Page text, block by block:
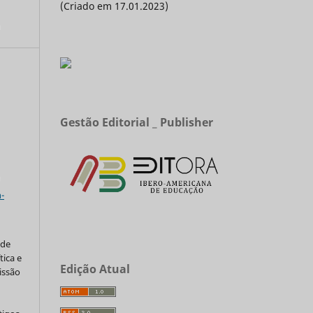
e
(Criado em 17.01.2023)
Gestão Editorial _ Publisher
Edição Atual